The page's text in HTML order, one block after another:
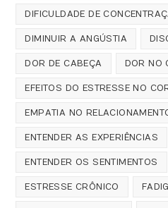
DIFICULDADE DE
DIMINUIR A ANGÚSTIA
DOR DE CABEÇA DOR NO
EFEITOS DO ESTRESSE NO
EMPATIA NO
ENTENDER AS EXPERIÊNCIAS
ENTENDER OS SENTIMENTOS
ESTRESSE CRÔNICO